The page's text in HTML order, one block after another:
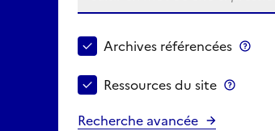
Choisir le périmètre de recherche
Archives référencées
Ressources du site
Recherche avancée